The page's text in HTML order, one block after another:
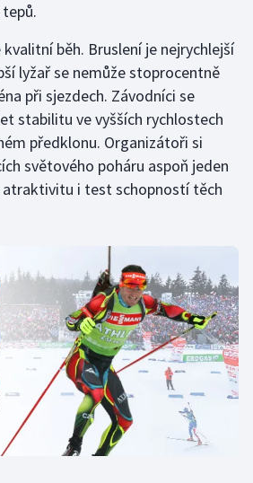
běh. Bruslení je nejrychlejší
lyžař se nemůže stoprocentně
při sjezdech. Závodníci se
stabilitu ve vyšších rychlostech
předklonu. Organizátoři si
světového poháru aspoň jeden
i test schopností těch